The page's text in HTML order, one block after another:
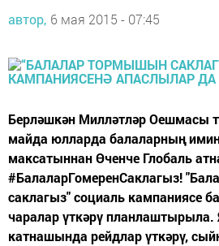
автор, 6 мая 2015 - 07:45
Берләшкән Милләтләр Оешмасы
майда юлларда балаларның
максатыннан Өченче Глобаль
#БалаларГомеренСаклагыз!
саклагыз" социаль кампаниясе
чаралар үткәрү планлаштырыла.
катнашында рейдлар үткәрү,